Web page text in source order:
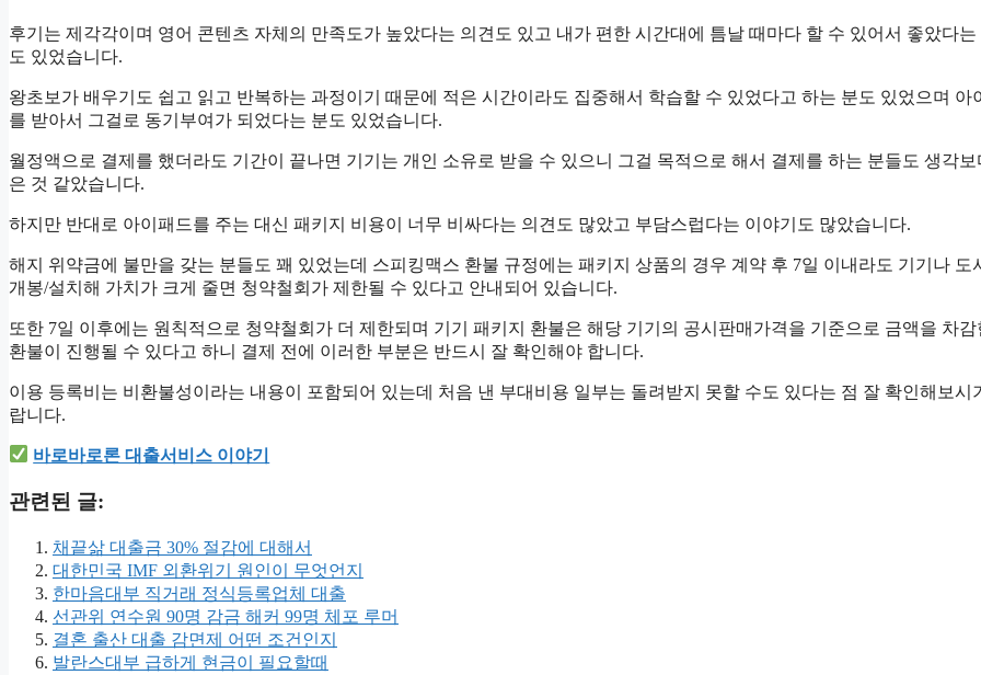
후기는 제각각이며 영어 콘텐츠 자체의 만족도가 높았다는 의견도 있고 내가 편한 시간대에 틈날 때마다 할 수 있어서 좋았다는
도 있었습니다.
왕초보가 배우기도 쉽고 읽고 반복하는 과정이기 때문에 적은 시간이라도 집중해서 학습할 수 있었다고 하는 분도 있었으며 아
를 받아서 그걸로 동기부여가 되었다는 분도 있었습니다.
월정액으로 결제를 했더라도 기간이 끝나면 기기는 개인 소유로 받을 수 있으니 그걸 목적으로 해서 결제를 하는 분들도 생각보
은 것 같았습니다.
하지만 반대로 아이패드를 주는 대신 패키지 비용이 너무 비싸다는 의견도 많았고 부담스럽다는 이야기도 많았습니다.
해지 위약금에 불만을 갖는 분들도 꽤 있었는데 스피킹맥스 환불 규정에는 패키지 상품의 경우 계약 후 7일 이내라도 기기나 도
개봉/설치해 가치가 크게 줄면 청약철회가 제한될 수 있다고 안내되어 있습니다.
또한 7일 이후에는 원칙적으로 청약철회가 더 제한되며 기기 패키지 환불은 해당 기기의 공시판매가격을 기준으로 금액을 차감
환불이 진행될 수 있다고 하니 결제 전에 이러한 부분은 반드시 잘 확인해야 합니다.
이용 등록비는 비환불성이라는 내용이 포함되어 있는데 처음 낸 부대비용 일부는 돌려받지 못할 수도 있다는 점 잘 확인해보시
랍니다.
바로바로론 대출서비스 이야기
관련된 글:
채끝삶 대출금 30% 절감에 대해서
대한민국 IMF 외환위기 원인이 무엇언지
한마음대부 직거래 정식등록업체 대출
선관위 연수원 90명 감금 해커 99명 체포 루머
결혼 출산 대출 감면제 어떤 조건인지
발란스대부 급하게 현금이 필요할때